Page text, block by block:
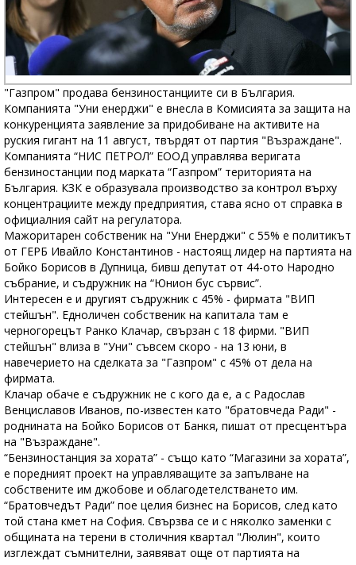
"Газпром" продава бензиностанциите си в България.
Компанията "Уни енерджи" е внесла в Комисията за защита на
конкуренцията заявление за придобиване на активите на
руския гигант на 11 август, твърдят от партия "Възраждане".
Компанията “НИС ПЕТРОЛ” ЕООД управлява веригата
бензиностанции под марката “Газпром” територията на
България. КЗК е образувала производство за контрол върху
концентрациите между предприятия, става ясно от справка в
официалния сайт на регулатора.
Мажоритарен собственик на "Уни Енерджи" с 55% е политикът
от ГЕРБ Ивайло Константинов - настоящ лидер на партията на
Бойко Борисов в Дупница, бивш депутат от 44-ото Народно
събрание, и съдружник на “Юнион бус сървис”.
Интересен е и другият съдружник с 45% - фирмата "ВИП
стейшън". Едноличен собственик на капитала там е
черногорецът Ранко Клачар, свързан с 18 фирми. "ВИП
стейшън" влиза в "Уни" съвсем скоро - на 13 юни, в
навечерието на сделката за "Газпром" с 45% от дела на
фирмата.
Клачар обаче е съдружник не с кого да е, а с Радослав
Венциславов Иванов, по-известен като "братовчеда Ради" -
роднината на Бойко Борисов от Банкя, пишат от пресцентъра
на "Възраждане".
“Бензиностанция за хората” - също като “Магазини за хората”,
е поредният проект на управляващите за запълване на
собствените им джобове и облагодетелстването им.
“Братовчедът Ради” пое целия бизнес на Борисов, след като
той стана кмет на София. Свързва се и с няколко заменки с
общината на терени в столичния квартал "Люлин", които
изглеждат съмнителни, заявяват още от партията на